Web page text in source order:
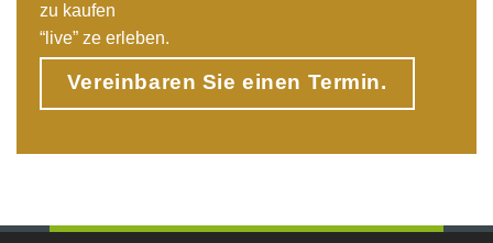
zu kaufen
“live” ze erleben.
Vereinbaren Sie einen Termin.